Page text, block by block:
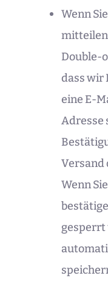
Wenn
Double-
dass wir
eine E-
Adresse
Versand
Wenn
gesperrt